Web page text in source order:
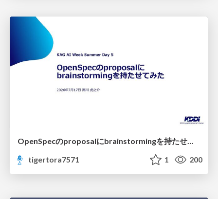
OpenSpecのproposalにbrainstormingを持たせてみた
tigertora7571
1 200